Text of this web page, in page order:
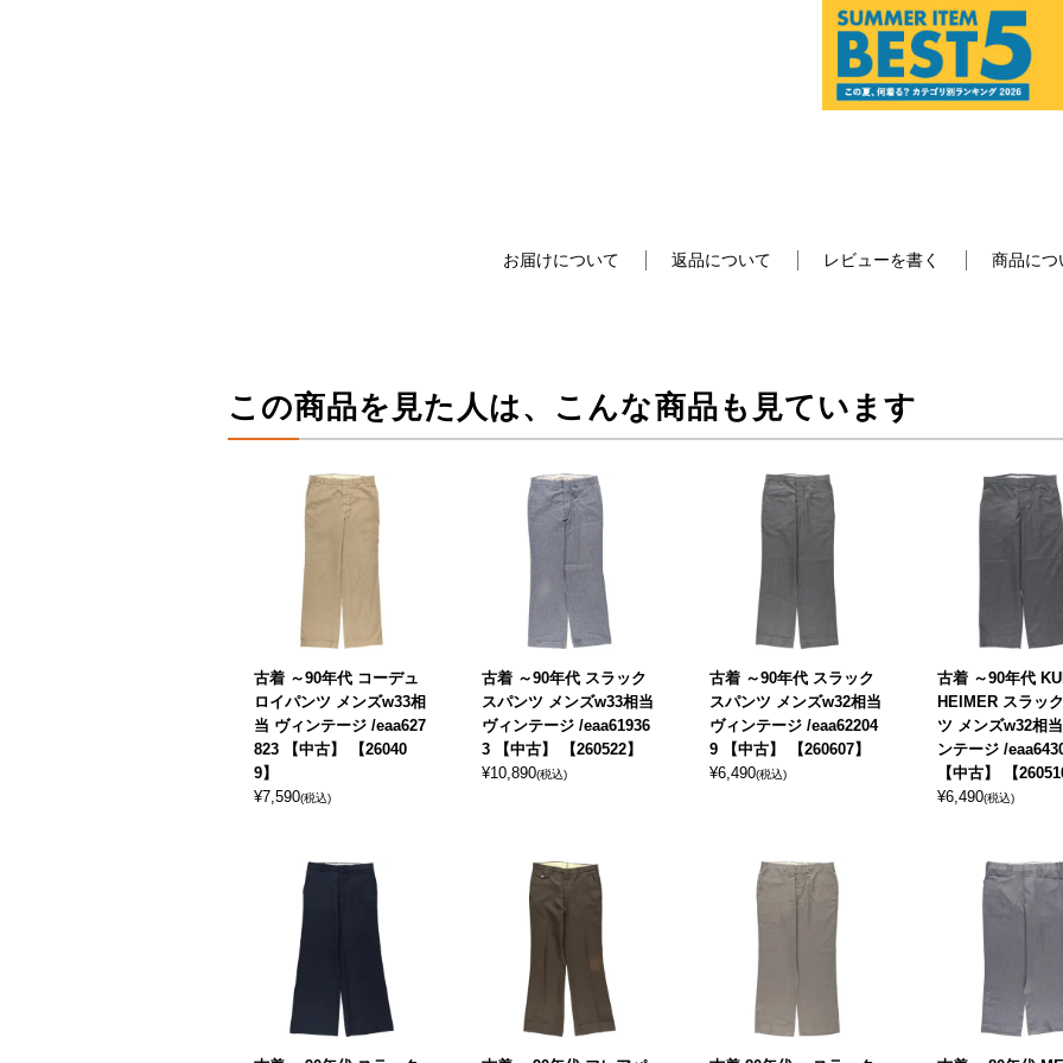
お届けについて 返品について レビューを書く 商品につ
この商品を見た人は、こんな商品も見ています
古着 ～90年代 コーデュ
ロイパンツ メンズw33相
当 ヴィンテージ /eaa627
823 【中古】 【26040
9】
¥7,590(税込)
古着 ～90年代 スラック
スパンツ メンズw33相当
ヴィンテージ /eaa61936
3 【中古】 【260522】
¥10,890(税込)
古着 ～90年代 スラック
スパンツ メンズw32相当
ヴィンテージ /eaa62204
9 【中古】 【260607】
¥6,490(税込)
古着 ～90年代
HEIMER スラッ
ツ メンズw32相
ンテージ /
【中古】 【
¥6,490(税込)